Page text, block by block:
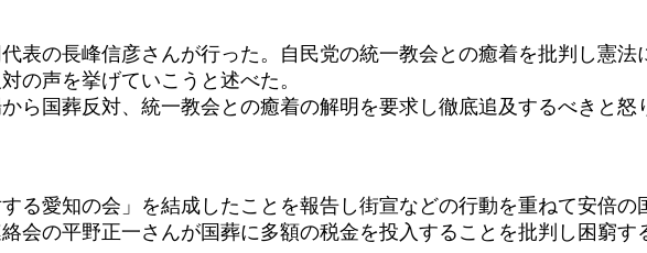
の長峰信彦さんが行った。自民党の統一教会との癒着を批判し憲法
の声を挙げていこうと述べた。
国葬反対、統一教会との癒着の解明を要求し徹底追及するべきと怒
愛知の会」を結成したことを報告し街宣などの行動を重ねて安倍の
会の平野正一さんが国葬に多額の税金を投入することを批判し困窮す